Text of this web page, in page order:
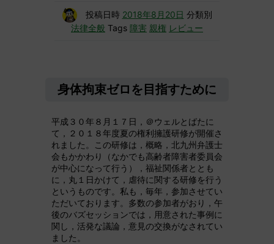
投稿日時 2018年8月20日 分類別
法律全般 Tags 障害 親権 レビュー
身体拘束ゼロを目指すために
平成３０年８月１７日，＠ウェルとばたに
て，２０１８年度夏の権利擁護研修が開催さ
れました。この研修は，概略，北九州弁護士
会もかかわり（なかでも高齢者障害者委員会
が中心になって行う），福祉関係者ととも
に，丸１日かけて，虐待に関する研修を行う
というものです。私も，毎年，参加させてい
ただいております。多数の参加者がおり，午
後のバズセッションでは，用意された事例に
関し，活発な議論，意見の交換がなされてい
ました。